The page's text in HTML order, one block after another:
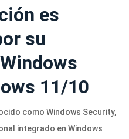
es
su
11/10
como Windows Security,
integrado en Windows